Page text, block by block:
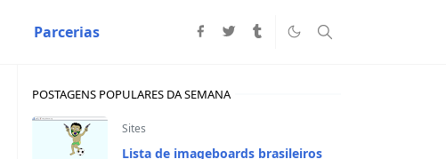
Parcerias
POSTAGENS POPULARES DA SEMANA
Sites
Lista de imageboards brasileiros